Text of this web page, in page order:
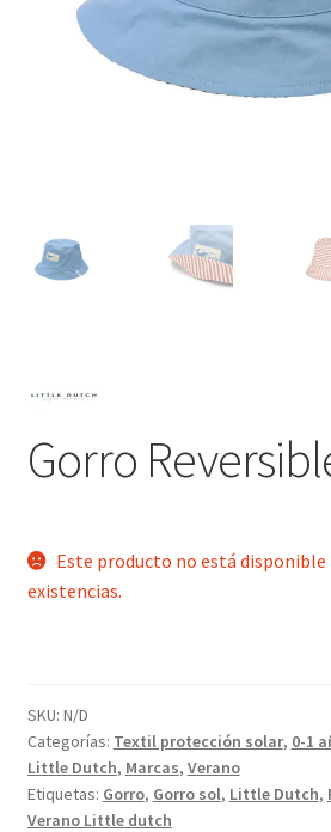
Gorro
Este producto no está disponible
existencias.
SKU: N/D
Categorías: Textil protección solar, 0-1
Little Dutch, Marcas, Verano
Etiquetas: Gorro, Gorro sol, Little Dutch,
Verano Little dutch